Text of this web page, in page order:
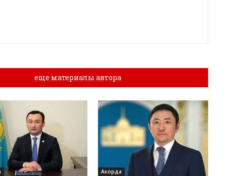
еще материалы автора
Акорда